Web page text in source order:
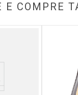
E COMPRE